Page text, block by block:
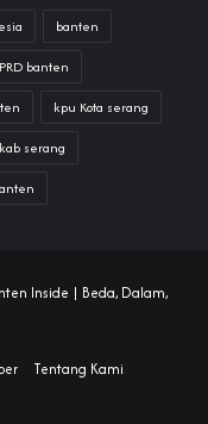
banten
banten
kpu Kota serang
serang
Inside | Beda, Dalam,
Tentang Kami